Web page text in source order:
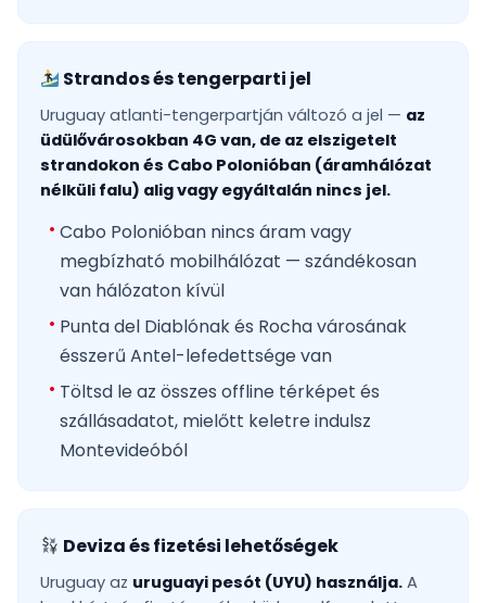
Strandos és tengerparti jel
Uruguay atlanti-tengerpartján változó a jel — az
üdülővárosokban 4G van, de az elszigetelt
strandokon és Cabo Polonióban (áramhálózat
nélküli falu) alig vagy egyáltalán nincs jel.
Cabo Polonióban nincs áram vagy
megbízható mobilhálózat — szándékosan
van hálózaton kívül
Punta del Diablónak és Rocha városának
ésszerű Antel-lefedettsége van
Töltsd le az összes offline térképet és
szállásadatot, mielőtt keletre indulsz
Montevideóból
Deviza és fizetési lehetőségek
Uruguay az uruguayi pesót (UYU) használja. A